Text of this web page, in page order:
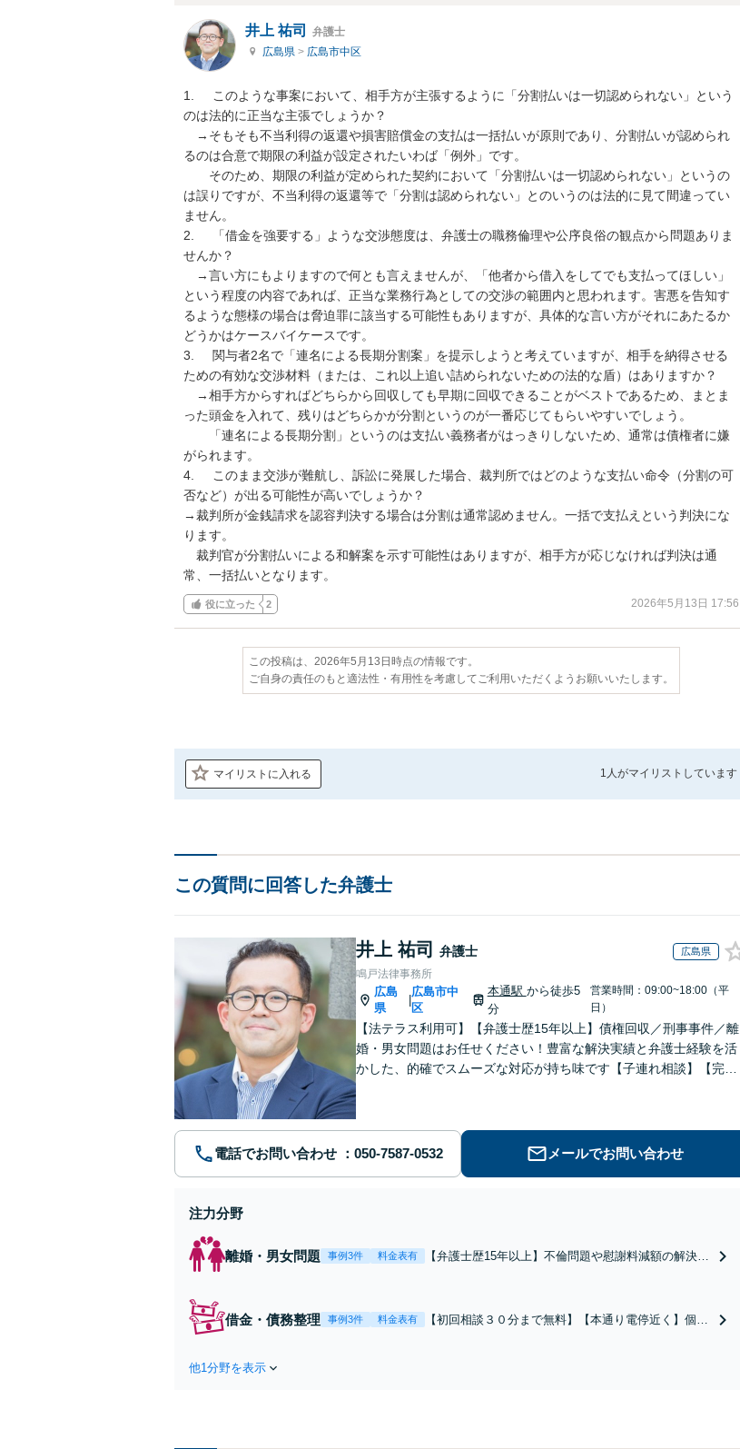
井上 祐司
弁護士
広島県 > 広島市中区
1.	このような事案において、相手方が主張するように「分割払いは一切認められない」という
のは法的に正当な主張でしょうか？
→そもそも不当利得の返還や損害賠償金の支払は一括払いが原則であり、分割払いが認められ
るのは合意で期限の利益が設定されたいわば「例外」です。
そのため、期限の利益が定められた契約において「分割払いは一切認められない」というの
は誤りですが、不当利得の返還等で「分割は認められない」とのいうのは法的に見て間違ってい
ません。
2.	「借金を強要する」ような交渉態度は、弁護士の職務倫理や公序良俗の観点から問題ありま
せんか？
→言い方にもよりますので何とも言えませんが、「他者から借入をしてでも支払ってほしい」
という程度の内容であれば、正当な業務行為としての交渉の範囲内と思われます。害悪を告知す
るような態様の場合は脅迫罪に該当する可能性もありますが、具体的な言い方がそれにあたるか
どうかはケースバイケースです。
3.	関与者2名で「連名による長期分割案」を提示しようと考えていますが、相手を納得させる
ための有効な交渉材料（または、これ以上追い詰められないための法的な盾）はありますか？
→相手方からすればどちらから回収しても早期に回収できることがベストであるため、まとま
った頭金を入れて、残りはどちらかが分割というのが一番応じてもらいやすいでしょう。
「連名による長期分割」というのは支払い義務者がはっきりしないため、通常は債権者に嫌
がられます。
4.	このまま交渉が難航し、訴訟に発展した場合、裁判所ではどのような支払い命令（分割の可
否など）が出る可能性が高いでしょうか？
→裁判所が金銭請求を認容判決する場合は分割は通常認めません。一括で支払えという判決にな
ります。
裁判官が分割払いによる和解案を示す可能性はありますが、相手方が応じなければ判決は通
常、一括払いとなります。
役に立った 2 2026年5月13日 17:56
この投稿は、2026年5月13日時点の情報です。
ご自身の責任のもと適法性・有用性を考慮してご利用いただくようお願いいたします。
マイリストに入れる 1人がマイリストしています
この質問に回答した弁護士
井上 祐司 弁護士 広島県
鳴戸法律事務所
広島
県
|
広島市中
区
本通駅 から徒歩5
分
営業時間：09:00~18:00（平
日）
【法テラス利用可】【弁護士歴15年以上】債権回収／刑事事件／離
婚・男女問題はお任せください！豊富な解決実績と弁護士経験を活
かした、的確でスムーズな対応が持ち味です【子連れ相談】【完全
電話でお問い合わせ メールでお問い合わせ
注力分野
離婚・男女問題 事例3件 料金表有
【弁護士歴15年以上】不倫問題や慰謝料減額の解決実
室】【子連れ相談可】【本通駅5分】
借金・債務整理 事例3件 料金表有
【初回相談３０分まで無料】【本通り電停近く】個
他1分野を表示